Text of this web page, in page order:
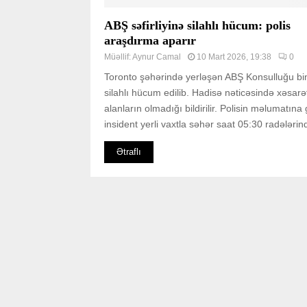
ABŞ səfirliyinə silahlı hücum: polis
araşdırma aparır
Müəllif:Aynur Camal 10 Mart 2026, 19:38 0
Toronto şəhərində yerləşən ABŞ Konsulluğu
silahlı hücum edilib. Hadisə nəticəsində
alanların olmadığı bildirilir. Polisin məlumatına
insident yerli vaxtla səhər saat 05:30
Ətraflı